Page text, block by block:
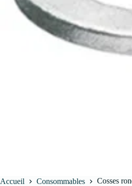
Accueil Consommables
Cosses